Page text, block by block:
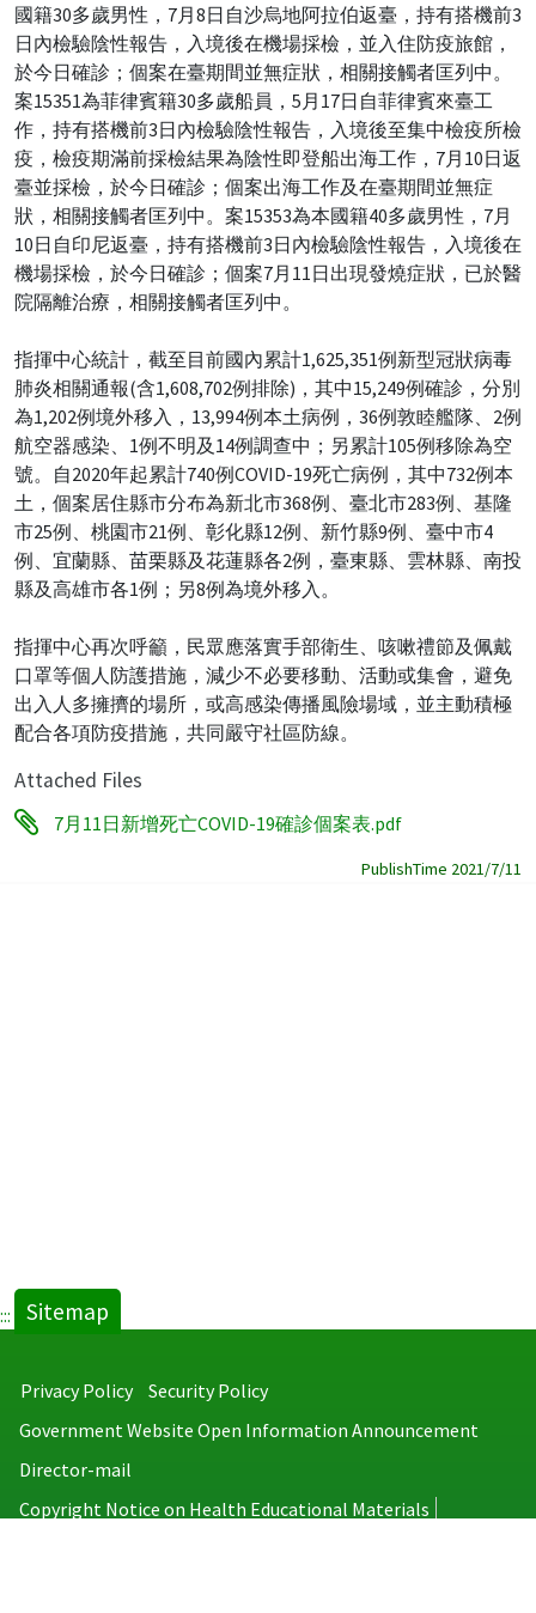
國籍30多歲男性，7月8日自沙烏地阿拉伯返臺，持有搭機前3
日內檢驗陰性報告，入境後在機場採檢，並入住防疫旅館，
於今日確診；個案在臺期間並無症狀，相關接觸者匡列中。
案15351為菲律賓籍30多歲船員，5月17日自菲律賓來臺工
作，持有搭機前3日內檢驗陰性報告，入境後至集中檢疫所檢
疫，檢疫期滿前採檢結果為陰性即登船出海工作，7月10日返
臺並採檢，於今日確診；個案出海工作及在臺期間並無症
狀，相關接觸者匡列中。案15353為本國籍40多歲男性，7月
10日自印尼返臺，持有搭機前3日內檢驗陰性報告，入境後在
機場採檢，於今日確診；個案7月11日出現發燒症狀，已於醫
院隔離治療，相關接觸者匡列中。
指揮中心統計，截至目前國內累計1,625,351例新型冠狀病毒
肺炎相關通報(含1,608,702例排除)，其中15,249例確診，分別
為1,202例境外移入，13,994例本土病例，36例敦睦艦隊、2例
航空器感染、1例不明及14例調查中；另累計105例移除為空
號。自2020年起累計740例COVID-19死亡病例，其中732例本
土，個案居住縣市分布為新北市368例、臺北市283例、基隆
市25例、桃園市21例、彰化縣12例、新竹縣9例、臺中市4
例、宜蘭縣、苗栗縣及花蓮縣各2例，臺東縣、雲林縣、南投
縣及高雄市各1例；另8例為境外移入。
指揮中心再次呼籲，民眾應落實手部衛生、咳嗽禮節及佩戴
口罩等個人防護措施，減少不必要移動、活動或集會，避免
出入人多擁擠的場所，或高感染傳播風險場域，並主動積極
配合各項防疫措施，共同嚴守社區防線。
Attached Files
7月11日新增死亡COVID-19確診個案表.pdf
PublishTime 2021/7/11
::: Sitemap
Privacy Policy
Security Policy
Government Website Open Information Announcement
Director-mail
Copyright Notice on Health Educational Materials